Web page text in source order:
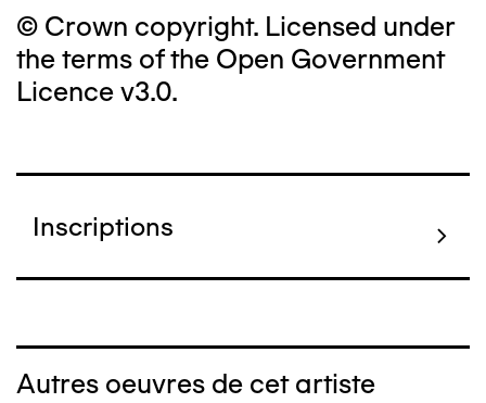
© Crown copyright. Licensed under
the terms of the Open Government
Licence v3.0.
Inscriptions
Autres oeuvres de cet artiste